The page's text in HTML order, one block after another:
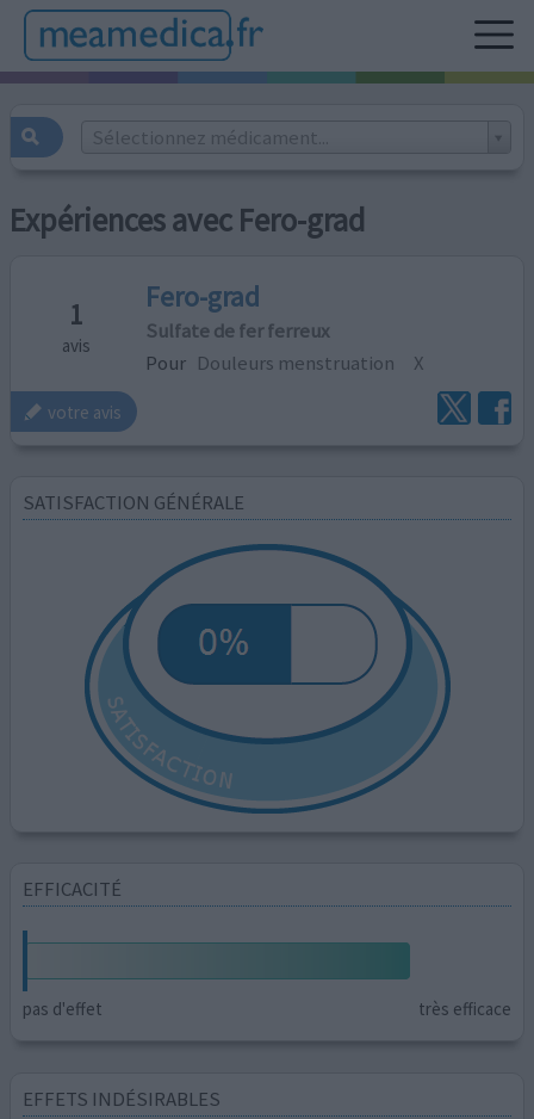
Sélectionnez médicament...
Expériences avec Fero-grad
1
avis
Fero-grad
Sulfate de fer ferreux
Pour Douleurs menstruation X
votre avis
SATISFACTION GÉNÉRALE
EFFICACITÉ
pas d'effet très efficace
EFFETS INDÉSIRABLES